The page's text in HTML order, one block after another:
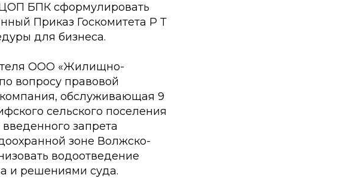
БПК сформулировать
Приказ Госкомитета Р Т
для бизнеса.
ООО «Жилищно-
по вопросу правовой
обслуживающая 9
сельского поселения
запрета
зоне Волжско-
водоотведение
и решениями суда.